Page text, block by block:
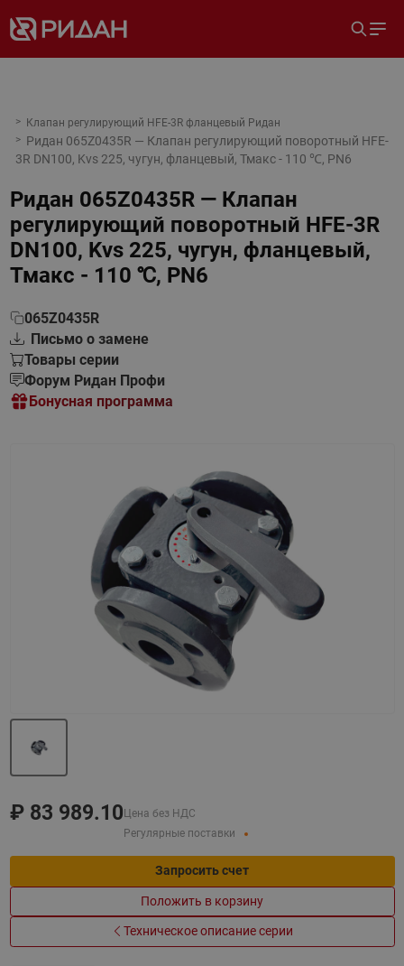
Клапан регулирующий HFE-3R фланцевый Ридан
Ридан 065Z0435R — Клапан регулирующий поворотный HFE-
3R DN100, Kvs 225, чугун, фланцевый, Тмакс - 110 ℃, PN6
Ридан 065Z0435R — Клапан
регулирующий поворотный HFE-3R
DN100, Kvs 225, чугун, фланцевый,
Тмакс - 110 ℃, PN6
065Z0435R
Письмо о замене
Товары серии
Форум Ридан Профи
Бонусная программа
₽ 83 989.10 Цена без НДС
Регулярные поставки
Запросить счет
Положить в корзину
Техническое описание серии